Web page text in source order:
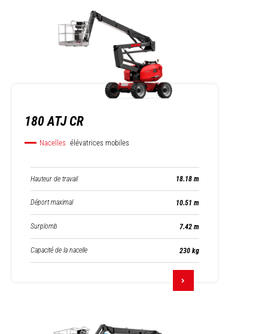
180 ATJ CR
Nacelles élévatrices mobiles
Hauteur de travail 18.18 m
Déport maximal 10.51 m
Surplomb 7.42 m
Capacité de la nacelle 230 kg